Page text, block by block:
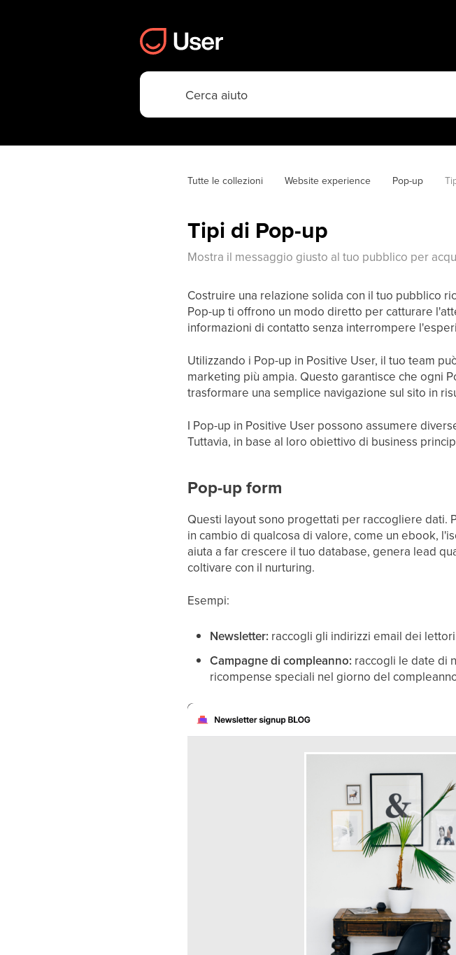
Tutte le collezioni Website experience Pop-up
Tipi di Pop-up
Mostra il messaggio giusto al tuo pubblico per
Costruire una relazione solida con il tuo pubblico
Pop-up ti offrono un modo diretto per catturare
informazioni di contatto senza interrompere
Utilizzando i Pop-up in Positive User, il tuo team
marketing più ampia. Questo garantisce che ogni
trasformare una semplice navigazione sul sito in
I Pop-up in Positive User possono assumere
Tuttavia, in base al loro obiettivo di business
Pop-up form
Questi layout sono progettati per raccogliere
in cambio di qualcosa di valore, come un ebook,
aiuta a far crescere il tuo database, genera lead
coltivare con il nurturing.
Esempi:
Newsletter: raccogli gli indirizzi email dei
Campagne di compleanno: raccogli le date di
ricompense speciali nel giorno del